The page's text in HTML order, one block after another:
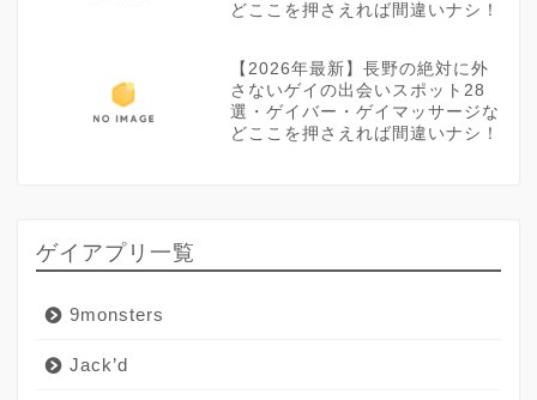
どここを押さえれば間違いナシ！
【2026年最新】長野の絶対に外
さないゲイの出会いスポット28
選・ゲイバー・ゲイマッサージな
どここを押さえれば間違いナシ！
ゲイアプリ一覧
9monsters
Jack’d